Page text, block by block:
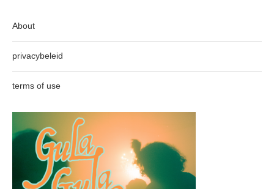
About
privacybeleid
terms of use